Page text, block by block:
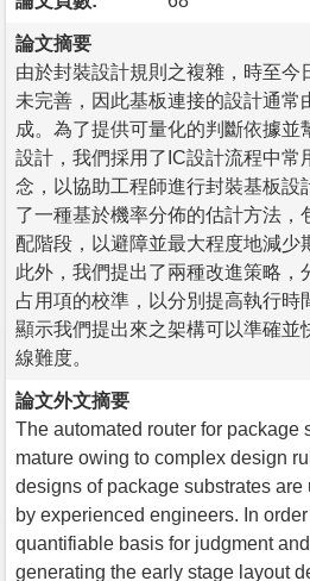
論文摘要
由於封裝設計規則之複雜，時至今
未完善，因此基板連接的設計通常
成。為了提供可量化的判斷依據並
設計，我們採用了IC設計流程中常
念，以協助工程師進行封裝基板設
了一種基於機率分佈的估計方法，
配階段，以避障並最大程度地減少
此外，我們提出了兩種改進策略，
占用項的校準，以分別提高執行時
顯示我們提出來之架構可以準確並
線難度。
論文外文摘要
The automated router for package
mature owing to complex design
designs of package substrates
by experienced engineers. In
quantifiable basis for judgment
generating the early stage layout